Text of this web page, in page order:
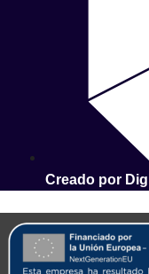
Creado por